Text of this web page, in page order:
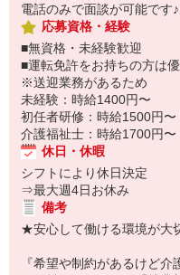
電話のみで面談が可能です♪
応募資格・経験
■無資格・未経験歓迎
■運転免許をお持ちの方は
※送迎業務があるため
未経験：時給1400円〜
初任者研修：時給1500円〜
介護福祉士：時給1700円〜
休日・休暇
シフトにより休日決定
⇒最大週4日お休み
備考
★安心して働ける環境が大
『希望や制約があるけど